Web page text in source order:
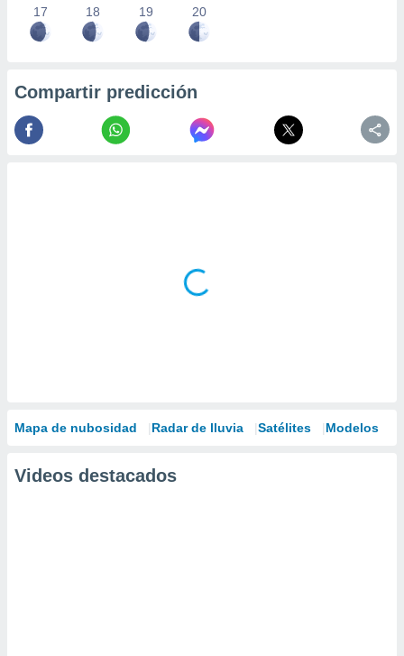
17 18 19 20
Compartir predicción
Mapa de nubosidad Radar de lluvia Satélites Modelos
Videos destacados